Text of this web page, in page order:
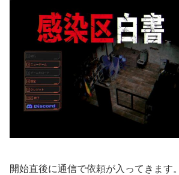
開始直後に通信で依頼が入ってきます。